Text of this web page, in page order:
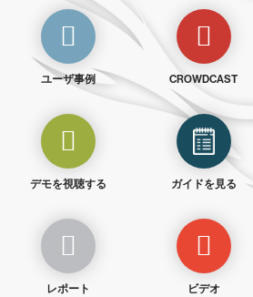
ユーザ事例 CROWDCAST
デモを視聴する ガイドを見る
レポート ビデオ